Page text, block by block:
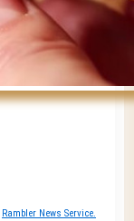
Rambler News Service.